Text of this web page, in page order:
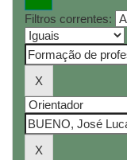
Filtros correntes: